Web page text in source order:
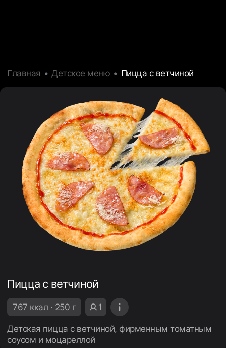
Главная Детское меню Пицца с ветчиной
Пицца с ветчиной
767 ккал · 250 г 1
Детская пицца с ветчиной, фирменным томатным
соусом и моцареллой